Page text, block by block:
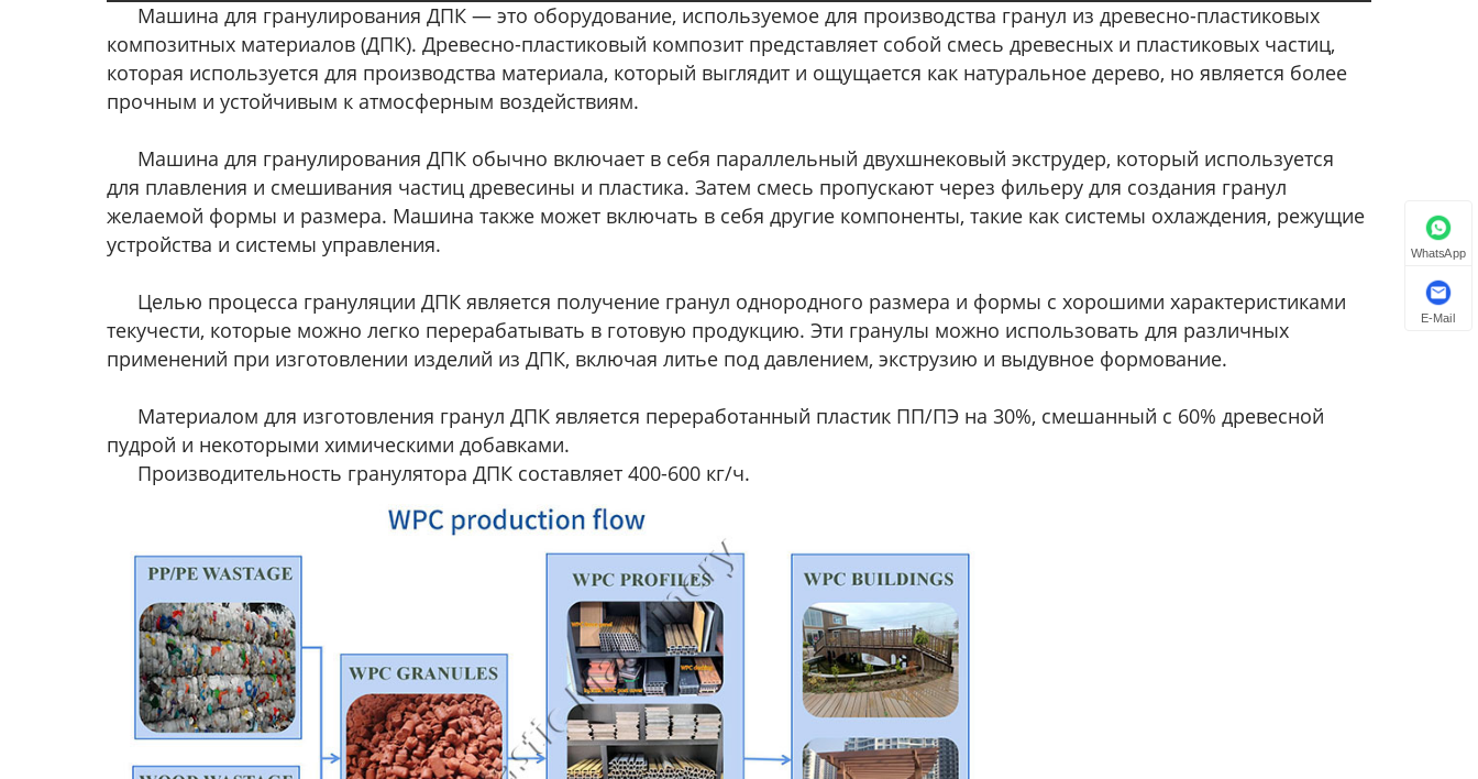
Машина для гранулирования ДПК — это оборудование, используемое для производства гранул из древесно-пластиковых
композитных материалов (ДПК). Древесно-пластиковый композит представляет собой смесь древесных и пластиковых частиц,
которая используется для производства материала, который выглядит и ощущается как натуральное дерево, но является более
прочным и устойчивым к атмосферным воздействиям.
Машина для гранулирования ДПК обычно включает в себя параллельный двухшнековый экструдер, который используется
для плавления и смешивания частиц древесины и пластика. Затем смесь пропускают через фильеру для создания гранул
желаемой формы и размера. Машина также может включать в себя другие компоненты, такие как системы охлаждения, режущие
устройства и системы управления.
Целью процесса грануляции ДПК является получение гранул однородного размера и формы с хорошими характеристиками
текучести, которые можно легко перерабатывать в готовую продукцию. Эти гранулы можно использовать для различных
применений при изготовлении изделий из ДПК, включая литье под давлением, экструзию и выдувное формование.
Материалом для изготовления гранул ДПК является переработанный пластик ПП/ПЭ на 30%, смешанный с 60% древесной
пудрой и некоторыми химическими добавками.
Производительность гранулятора ДПК составляет 400-600 кг/ч.
WhatsApp
E-Mail